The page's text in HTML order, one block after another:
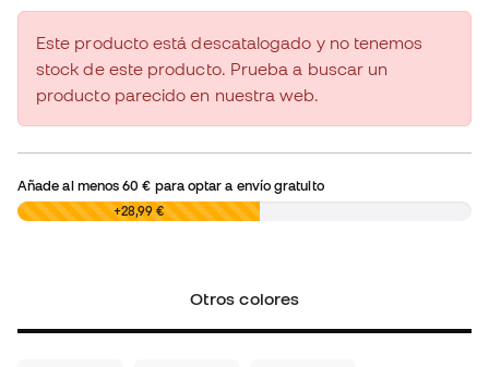
Este producto está descatalogado y no tenemos
stock de este producto. Prueba a buscar un
producto parecido en nuestra web.
Añade al menos60 € para optar a envío gratuito
0,00 € +28,99 €
Otros colores